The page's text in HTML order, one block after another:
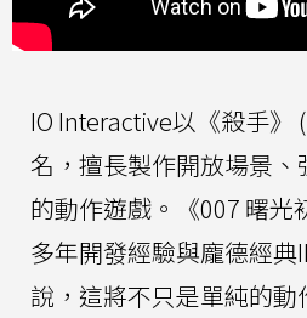
IO Interactive以《殺手》
名，擅長製作開放場景
的動作遊戲。《007 曙光
多年開發經驗與龐德經
說，這將不只是單純的